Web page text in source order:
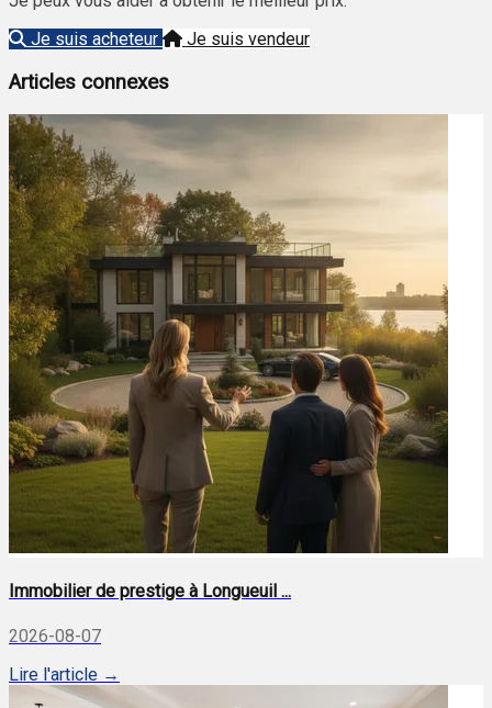
Je suis acheteur
Je suis vendeur
Articles connexes
Immobilier de prestige à Longueuil ...
2026-08-07
Lire l'article →